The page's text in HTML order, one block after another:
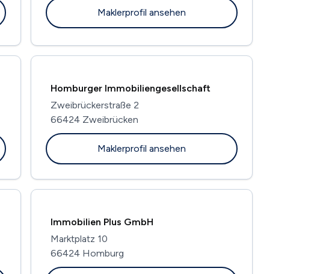
Maklerprofil ansehen
Homburger Immobiliengesellschaft
Zweibrückerstraße 2
66424 Zweibrücken
Maklerprofil ansehen
Immobilien Plus GmbH
Marktplatz 10
66424 Homburg